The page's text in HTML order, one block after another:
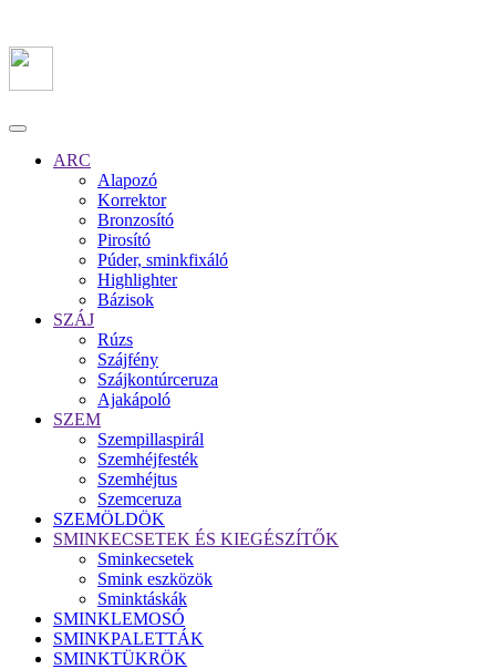
ARC
Alapozó
Korrektor
Bronzosító
Pirosító
Púder, sminkfixáló
Highlighter
Bázisok
SZÁJ
Rúzs
Szájfény
Szájkontúrceruza
Ajakápoló
SZEM
Szempillaspirál
Szemhéjfesték
Szemhéjtus
Szemceruza
SZEMÖLDÖK
SMINKECSETEK ÉS KIEGÉSZÍTŐK
Sminkecsetek
Smink eszközök
Sminktáskák
SMINKLEMOSÓ
SMINKPALETTÁK
SMINKTÜKRÖK